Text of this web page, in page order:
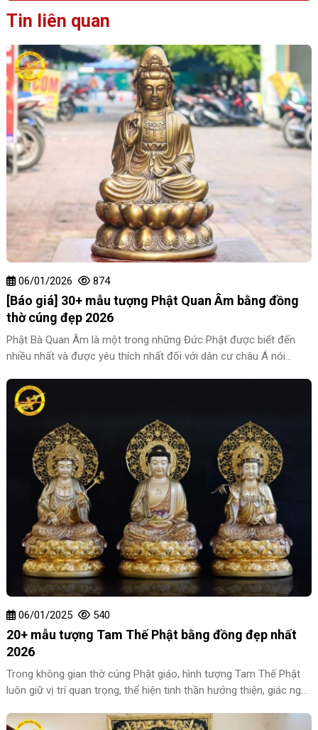
Tin liên quan
06/01/2026 874
[Báo giá] 30+ mẫu tượng Phật Quan Âm bằng đồng
thờ cúng đẹp 2026
Phật Bà Quan Âm là một trong những Đức Phật được biết đến
nhiều nhất và được yêu thích nhất đối với dân cư châu Á nói
Âm bằng đồng có thể dễ dàng bắt gặp ở các chốn linh thiêng
hoặc trong các gia đình phật tử. Nếu bạn cũng đang quan tâm và
có nhu cầu tìm hiểu về loại tượng Phật này thì cùng tham khảo
bài viết dưới đây nhé!
06/01/2025 540
20+ mẫu tượng Tam Thế Phật bằng đồng đẹp nhất
2026
Trong không gian thờ cúng Phật giáo, hình tượng Tam Thế Phật
luôn giữ vị trí quan trọng, thể hiện tinh thần hướng thiện, giác ngộ
chỉ mang ý nghĩa tâm linh sâu sắc mà còn là tác phẩm nghệ